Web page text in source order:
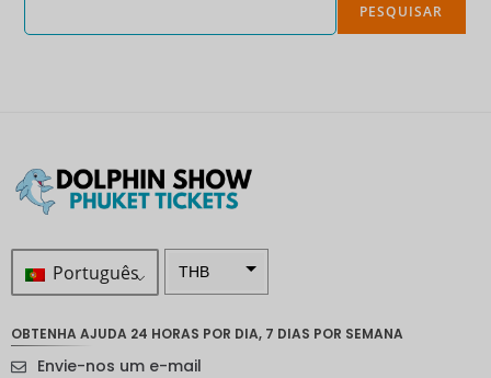
PESQUISAR
Português THB
sueca
OBTENHA AJUDA 24 HORAS POR DIA, 7 DIAS POR SEMANA
Envie-nos um e-mail